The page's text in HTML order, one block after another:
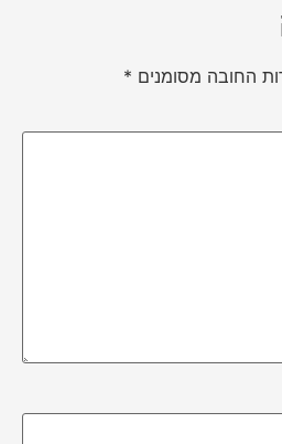
החובה מסומנים *